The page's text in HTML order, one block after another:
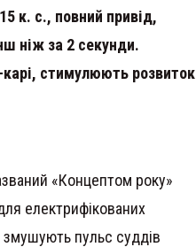
к. с., повний привід,
ніж за 2 секунди.
карі, стимулюють розвиток
«Концептом року»
електрифікованих
змушують пульс суддів